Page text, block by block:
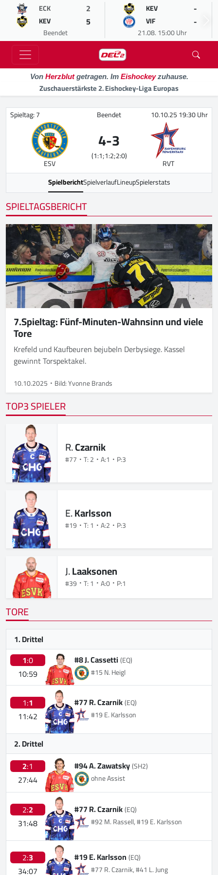
ECK 2
KEV 5
Beendet
KEV -
VIF -
21.08. 15:00 Uhr
Von Herzblutgetragen. Im Eishockeyzuhause.
Zuschauerstärkste 2. Eishockey-Liga Europas
Spieltag: 7 Beendet 10.10.25 19:30 Uhr
ESV
4-3
(1:1;1:2;2:0)
RVT
SpielberichtSpielverlaufLineupSpielerstats
SPIELTAGSBERICHT
7.Spieltag: Fünf-Minuten-Wahnsinn und viele
Tore
Krefeld und Kaufbeuren bejubeln Derbysiege. Kassel
gewinnt Torspektakel.
10.10.2025 Bild: Yvonne Brands
TOP3 SPIELER
R.Czarnik
#77 T: 2 A:1 P:3
E.Karlsson
#19 T: 1 A:2 P:3
J.Laaksonen
#39 T: 1 A:0 P:1
TORE
1. Drittel
1:0
10:59
#8 J. Cassetti(EQ)
#15 N. Heigl
1:1
11:42
#77 R. Czarnik(EQ)
#19 E. Karlsson
2. Drittel
2:1
27:44
#94 A. Zawatsky(SH2)
ohne Assist
2:2
31:48
#77 R. Czarnik(EQ)
#92 M. Rassell, #19 E. Karlsson
2:3
34:07
#19 E. Karlsson(EQ)
#77 R. Czarnik, #41 L. Jung